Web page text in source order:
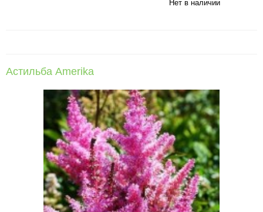
Нет в наличии
Астильба Amerika